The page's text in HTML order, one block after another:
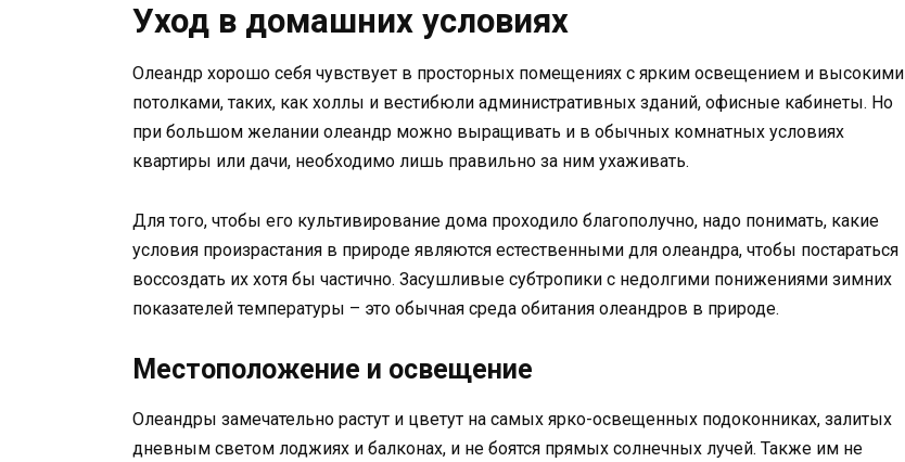
Уход в домашних условиях
Олеандр хорошо себя чувствует в просторных помещениях с ярким освещением и высокими
потолками, таких, как холлы и вестибюли административных зданий, офисные кабинеты. Но
при большом желании олеандр можно выращивать и в обычных комнатных условиях
квартиры или дачи, необходимо лишь правильно за ним ухаживать.
Для того, чтобы его культивирование дома проходило благополучно, надо понимать, какие
условия произрастания в природе являются естественными для олеандра, чтобы постараться
воссоздать их хотя бы частично. Засушливые субтропики с недолгими понижениями зимних
показателей температуры – это обычная среда обитания олеандров в природе.
Местоположение и освещение
Олеандры замечательно растут и цветут на самых ярко-освещенных подоконниках, залитых
дневным светом лоджиях и балконах, и не боятся прямых солнечных лучей. Также им не